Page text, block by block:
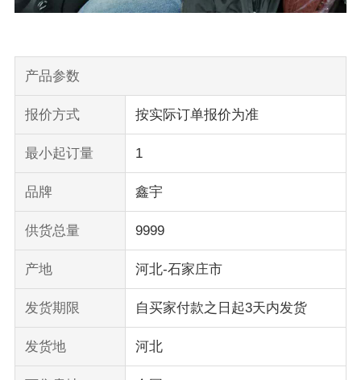
产品参数
报价方式 按实际订单报价为准
最小起订量 1
品牌 鑫宇
供货总量 9999
产地 河北-石家庄市
发货期限 自买家付款之日起3天内发货
发货地 河北